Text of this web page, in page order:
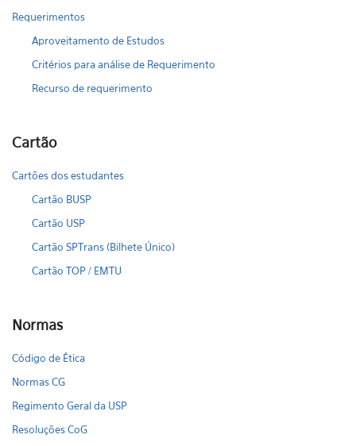
Requerimentos
Aproveitamento de Estudos
Critérios para análise de Requerimento
Recurso de requerimento
Cartão
Cartões dos estudantes
Cartão BUSP
Cartão USP
Cartão SPTrans (Bilhete Único)
Cartão TOP / EMTU
Normas
Código de Ética
Normas CG
Regimento Geral da USP
Resoluções CoG